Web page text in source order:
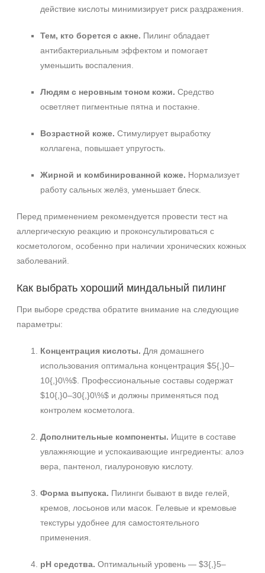
действие кислоты минимизирует риск раздражения.
Тем, кто борется с акне. Пилинг обладает
антибактериальным эффектом и помогает
уменьшить воспаления.
Людям с неровным тоном кожи. Средство
осветляет пигментные пятна и постакне.
Возрастной коже. Стимулирует выработку
коллагена, повышает упругость.
Жирной и комбинированной коже. Нормализует
работу сальных желёз, уменьшает блеск.
Перед применением рекомендуется провести тест на
аллергическую реакцию и проконсультироваться с
косметологом, особенно при наличии хронических кожных
заболеваний.
Как выбрать хороший миндальный пилинг
При выборе средства обратите внимание на следующие
параметры:
Концентрация кислоты. Для домашнего
использования оптимальна концентрация $5{,}0–
10{,}0\%$. Профессиональные составы содержат
$10{,}0–30{,}0\%$ и должны применяться под
контролем косметолога.
Дополнительные компоненты. Ищите в составе
увлажняющие и успокаивающие ингредиенты: алоэ
вера, пантенол, гиалуроновую кислоту.
Форма выпуска. Пилинги бывают в виде гелей,
кремов, лосьонов или масок. Гелевые и кремовые
текстуры удобнее для самостоятельного
применения.
pH средства. Оптимальный уровень — $3{,}5–